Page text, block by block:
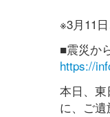
※3月11
■震災か
https://
本日、
に、ご遺